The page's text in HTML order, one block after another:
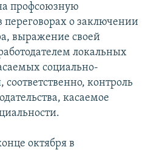
профсоюзную
переговорах о заключении
выражение своей
локальных
социально-
контроль
касаемое
октября в